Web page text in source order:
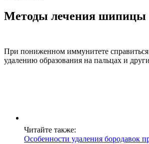
Методы лечения шипицы
При пониженном иммунитете
удалению образования на пальцах и
Читайте также:
Особенности удаления бородавок